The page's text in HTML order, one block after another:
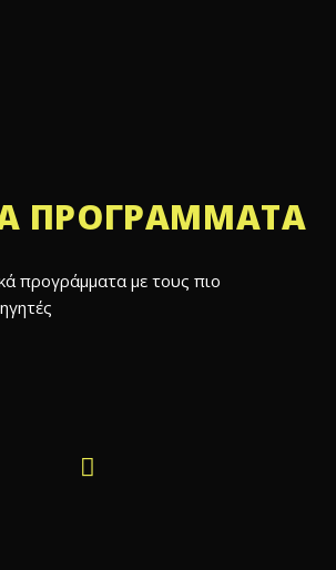
ΠΡΟΓΡΆΜΜΑΤΑ
προγράμματα με τους πιο